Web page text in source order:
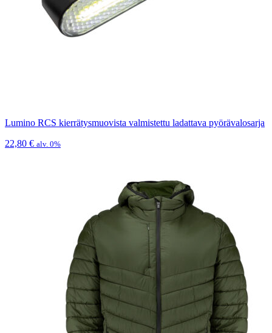
Lumino RCS kierrätysmuovista valmistettu ladattava pyörävalosarja
22,80 € alv. 0%